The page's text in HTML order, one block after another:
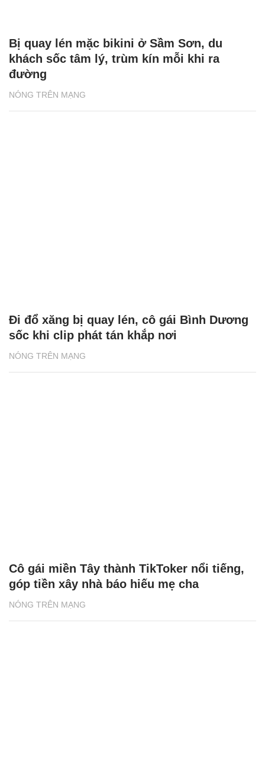
NÓNG TRÊN MẠNG
Bị quay lén mặc bikini ở Sầm Sơn, du
khách sốc tâm lý, trùm kín mỗi khi ra
đường
NÓNG TRÊN MẠNG
Đi đổ xăng bị quay lén, cô gái Bình Dương
sốc khi clip phát tán khắp nơi
NÓNG TRÊN MẠNG
Cô gái miền Tây thành TikToker nổi tiếng,
góp tiền xây nhà báo hiếu mẹ cha